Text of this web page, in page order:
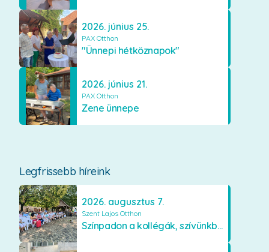
2026. június 25.
PAX Otthon
"Ünnepi hétköznapok"
2026. június 21.
PAX Otthon
Zene ünnepe
Legfrissebb híreink
2026. augusztus 7.
Szent Lajos Otthon
Színpadon a kollégák, szívünkben a lakók